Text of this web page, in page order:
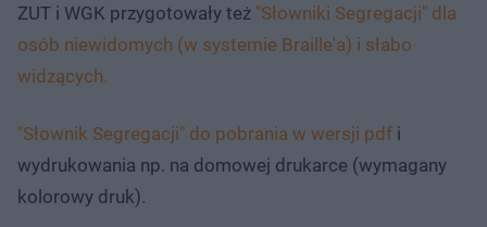
ZUT i WGK przygotowały też "Słowniki Segregacji" dla
osób niewidomych (w systemie Braille'a) i słabo
widzących.
"Słownik Segregacji" do pobrania w wersji pdf i
wydrukowania np. na domowej drukarce (wymagany
kolorowy druk).